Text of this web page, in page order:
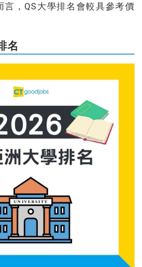
言，QS大學排名會較具參考價
名